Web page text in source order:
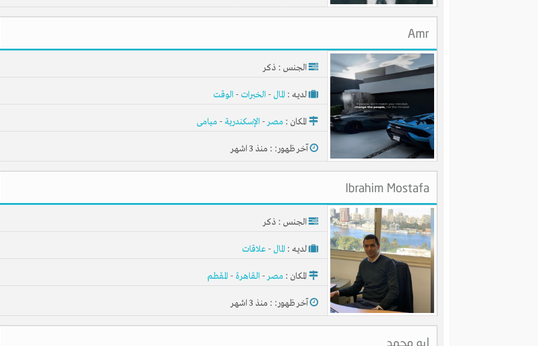
Amr
الجنس : ذكر
لديـه : المال - الخبرات - الوقت
المكان : مصر- الإسكندرية - ميامى
آخر ظهور: : منذ 3 اشهر
Ibrahim Mostafa
الجنس : ذكر
لديـه : المال - علاقات
المكان : مصر- القاهرة - المقطم
آخر ظهور: : منذ 3 اشهر
ابو محمد